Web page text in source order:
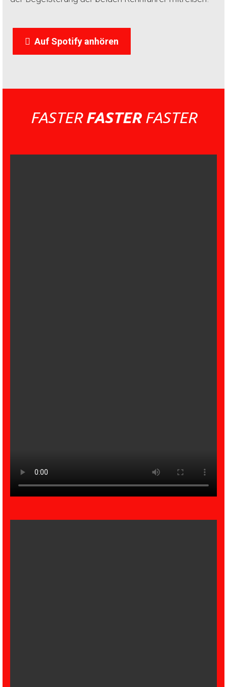
Auf Spotify anhören
FASTER FASTERFASTER